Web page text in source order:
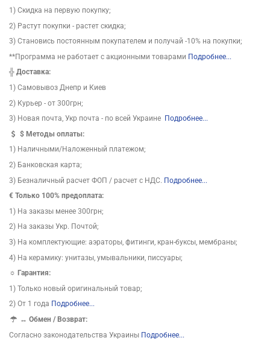
1) Скидка на первую покупку;
2) Растут покупки - растет скидка;
3) Становись постоянным покупателем и получай -10% на покупки;
**Программа не работает с акционными товарами Подробнее...
╬ Доставка:
1) Самовывоз Днепр и Киев
2) Курьер - от 300грн;
3) Новая почта, Укр почта - по всей Украине Подробнее...
$Методы оплаты:
1) Наличными/Наложенный платежом;
2) Банковская карта;
3) Безналичный расчет ФОП / расчет с НДС. Подробнее...
€ Только 100% предоплата:
1) На заказы менее 300грн;
2) На заказы Укр. Почтой;
3) На комплектующие: аэраторы, фитинги, кран-буксы, мембраны;
4) На керамику: унитазы, умывальники, писсуары;
☼ Гарантия:
1) Только новый оригинальный товар;
2) От 1 года Подробнее...
↔Обмен / Возврат:
Согласно законодательства Украины Подробнее...